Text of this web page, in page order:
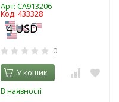
Арт: CA913206
Код: 433328
0
У кошик
В наявності